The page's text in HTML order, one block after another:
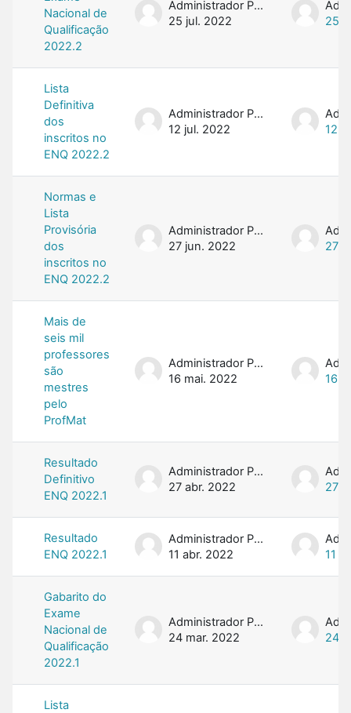
Nacional de
Qualificação
2022.2
Administrador PROFMAT
25 jul. 2022
25
Lista
Definitiva
dos
inscritos no
ENQ 2022.2
Administrador PROFMAT
12 jul. 2022
12
Normas e
Lista
Provisória
dos
inscritos no
ENQ 2022.2
Administrador PROFMAT
27 jun. 2022
27
Mais de
seis mil
professores
são
mestres
pelo
ProfMat
Administrador PROFMAT
16 mai. 2022
16
Resultado
Definitivo
ENQ 2022.1
Administrador PROFMAT
27 abr. 2022
27
Resultado
ENQ 2022.1
Administrador PROFMAT
11 abr. 2022
11
Gabarito do
Exame
Nacional de
Qualificação
2022.1
Administrador PROFMAT
24 mar. 2022
24
Lista